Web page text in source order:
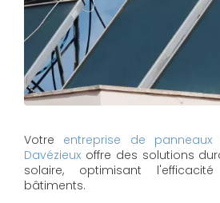
Votre
entreprise de
Davézieux offre des solutions
solaire, optimisant
bâtiments.